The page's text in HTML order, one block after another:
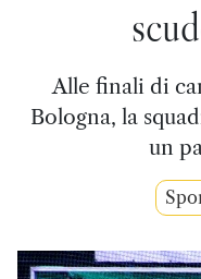
Alle finali di
Bologna, la
un